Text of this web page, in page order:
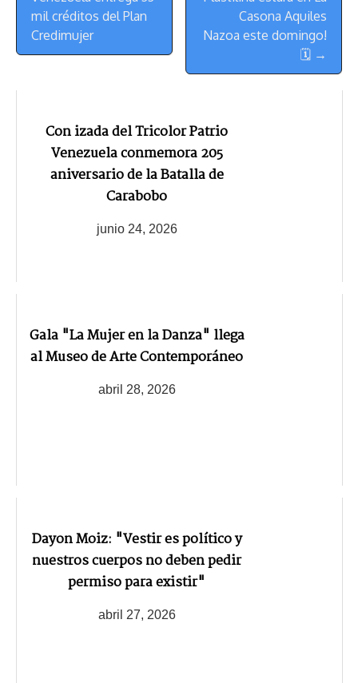
Navegación
mil créditos del Plan
Credimujer
Casona Aquiles
Nazoa este domingo!
🗓 →
Con izada del Tricolor Patrio
Venezuela conmemora 205
aniversario de la Batalla de
Carabobo
junio 24, 2026
Gala "La Mujer en la Danza" llega
al Museo de Arte Contemporáneo
abril 28, 2026
Dayon Moiz: "Vestir es político y
nuestros cuerpos no deben pedir
permiso para existir"
abril 27, 2026